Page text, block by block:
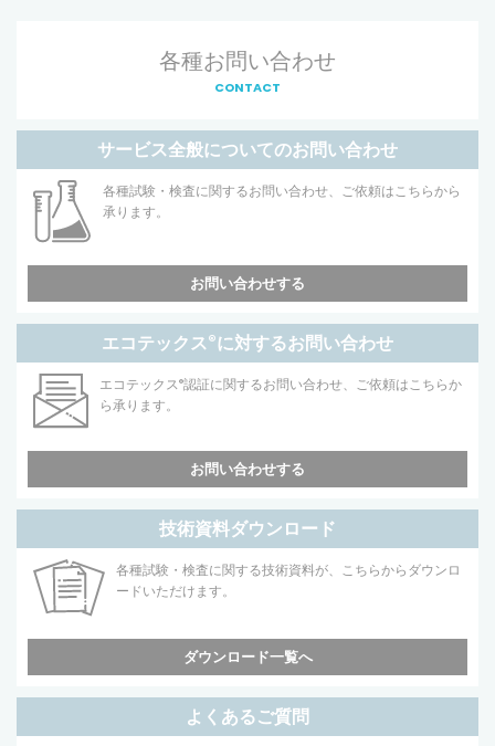
各種お問い合わせ
CONTACT
サービス全般についてのお問い合わせ
各種試験・検査に関するお問い合わせ、ご依頼はこちらから
承ります。
お問い合わせする
エコテックス®に対するお問い合わせ
エコテックス®認証に関するお問い合わせ、ご依頼はこちらか
ら承ります。
お問い合わせする
技術資料ダウンロード
各種試験・検査に関する技術資料が、こちらからダウンロ
ードいただけます。
ダウンロード一覧へ
よくあるご質問